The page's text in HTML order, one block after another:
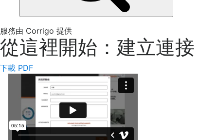
Corrigo Pro
Connect, Market and Grow Your Business
服務由 Corrigo 提供
從這裡開始：建立連接
下載 PDF